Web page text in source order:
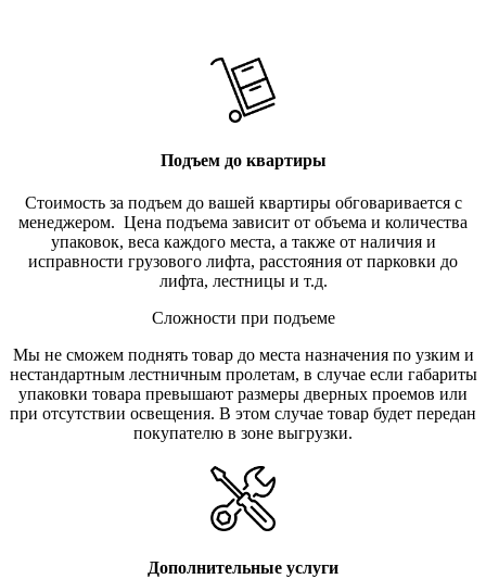
Подъем до квартиры
Стоимость за подъем до вашей квартиры обговаривается с
менеджером. Цена подъема зависит от объема и количества
упаковок, веса каждого места, а также от наличия и
исправности грузового лифта, расстояния от парковки до
лифта, лестницы и т.д.
Сложности при подъеме
Мы не сможем поднять товар до места назначения по узким и
нестандартным лестничным пролетам, в случае если габариты
упаковки товара превышают размеры дверных проемов или
при отсутствии освещения. В этом случае товар будет передан
покупателю в зоне выгрузки.
Дополнительные услуги